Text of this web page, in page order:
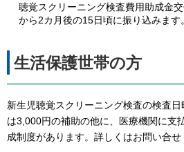
聴覚スクリーニング検査費用助成金
から2カ月後の15日頃に振り込みます。
生活保護世帯の方
新生児聴覚スクリーニング検査の検査
は3,000円の補助の他に、医療機関に支
成制度があります。詳しくはお問い合せ